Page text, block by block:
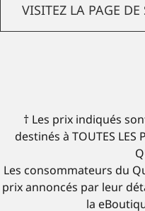
VISITEZ LA PAGE
† Les prix indiqués
destinés à TOUTES LES
Les consommateurs du
prix annoncés par leur
la